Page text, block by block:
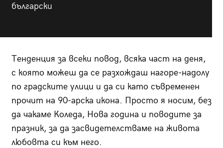
български
Тенденция за всеки повод, всяка част на деня,
с която можеш да се разхождаш нагоре-надолу
по градските улици и да си като съвременен
прочит на 90-арска икона. Просто я носим, без
да чакаме Коледа, Нова година и поводите за
празник, за да засвидетелстваме на живота
любовта си към него.